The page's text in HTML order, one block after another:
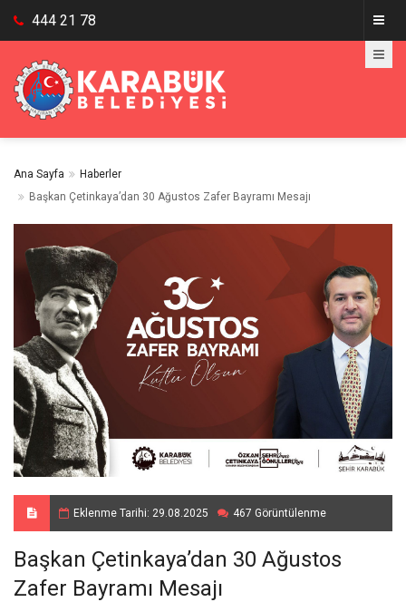
444 21 78
Ana Sayfa
Haberler
Başkan Çetinkaya’dan 30 Ağustos Zafer Bayramı Mesajı
Eklenme Tarihi: 29.08.2025 467 Görüntülenme
Başkan Çetinkaya’dan 30 Ağustos
Zafer Bayramı Mesajı